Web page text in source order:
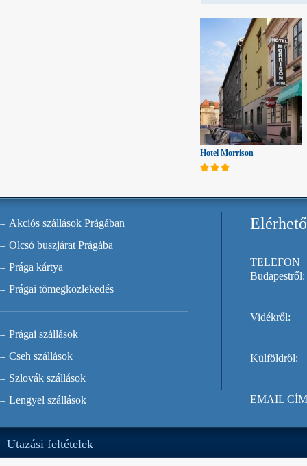
Hotel Morrison
Akciós szállások Prágában
Olcsó buszjárat Prágába
Prága kártya
Prágai tömegközlekedés
Prágai szállások
Cseh szállások
Szlovák szállások
Lengyel szállások
TELEFON
Budapestről:
Vidékről:
Külföldről:
EMAIL
Utazási feltételek